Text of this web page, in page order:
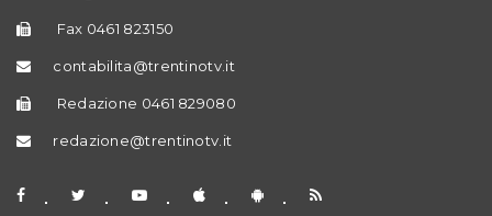
Fax 0461 823150
contabilita@trentinotv.it
Redazione 0461 829080
redazione@trentinotv.it